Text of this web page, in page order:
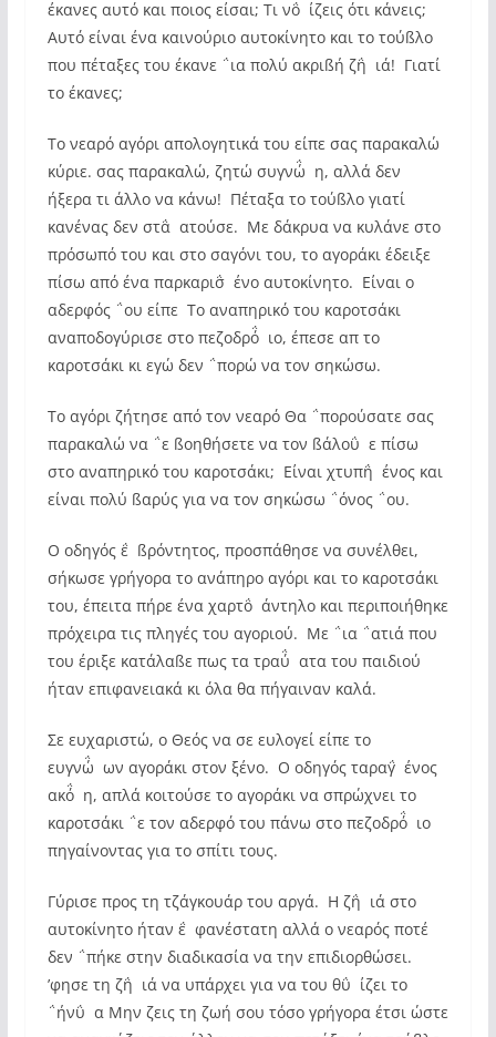
έκανες αυτό και ποιος είσαι; Τι νο΅ίζεις ότι κάνεις;
Αυτό είναι ένα καινούριο αυτοκίνητο και το τούßλο
που πέταξες του έκανε ΅ια πολύ ακριßή ζη΅ιά! Γιατί
το έκανες;
Το νεαρό αγόρι απολογητικά του είπε σας παρακαλώ
κύριε. σας παρακαλώ, ζητώ συγνώ΅η, αλλά δεν
ήξερα τι άλλο να κάνω! Πέταξα το τούßλο γιατί
κανένας δεν στα΅ατούσε. Με δάκρυα να κυλάνε στο
πρόσωπό του και στο σαγόνι του, το αγοράκι έδειξε
πίσω από ένα παρκαρισ΅ένο αυτοκίνητο. Είναι ο
αδερφός ΅ου είπε Το αναπηρικό του καροτσάκι
αναποδογύρισε στο πεζοδρό΅ιο, έπεσε απ το
καροτσάκι κι εγώ δεν ΅πορώ να τον σηκώσω.
Το αγόρι ζήτησε από τον νεαρό Θα ΅πορούσατε σας
παρακαλώ να ΅ε ßοηθήσετε να τον ßάλου΅ε πίσω
στο αναπηρικό του καροτσάκι; Είναι χτυπη΅ένος και
είναι πολύ ßαρύς για να τον σηκώσω ΅όνος ΅ου.
Ο οδηγός ε΅ßρόντητος, προσπάθησε να συνέλθει,
σήκωσε γρήγορα το ανάπηρο αγόρι και το καροτσάκι
του, έπειτα πήρε ένα χαρτο΅άντηλο και περιποιήθηκε
πρόχειρα τις πληγές του αγοριού. Με ΅ια ΅ατιά που
του έριξε κατάλαßε πως τα τραύ΅ατα του παιδιού
ήταν επιφανειακά κι όλα θα πήγαιναν καλά.
Σε ευχαριστώ, ο Θεός να σε ευλογεί είπε το
ευγνώ΅ων αγοράκι στον ξένο. Ο οδηγός ταραγ΅ένος
ακό΅η, απλά κοιτούσε το αγοράκι να σπρώχνει το
καροτσάκι ΅ε τον αδερφό του πάνω στο πεζοδρό΅ιο
πηγαίνοντας για το σπίτι τους.
Γύρισε προς τη τζάγκουάρ του αργά. Η ζη΅ιά στο
αυτοκίνητο ήταν ε΅φανέστατη αλλά ο νεαρός ποτέ
δεν ΅πήκε στην διαδικασία να την επιδιορθώσει.
’φησε τη ζη΅ιά να υπάρχει για να του θυ΅ίζει το
΅ήνυ΅α Μην ζεις τη ζωή σου τόσο γρήγορα έτσι ώστε